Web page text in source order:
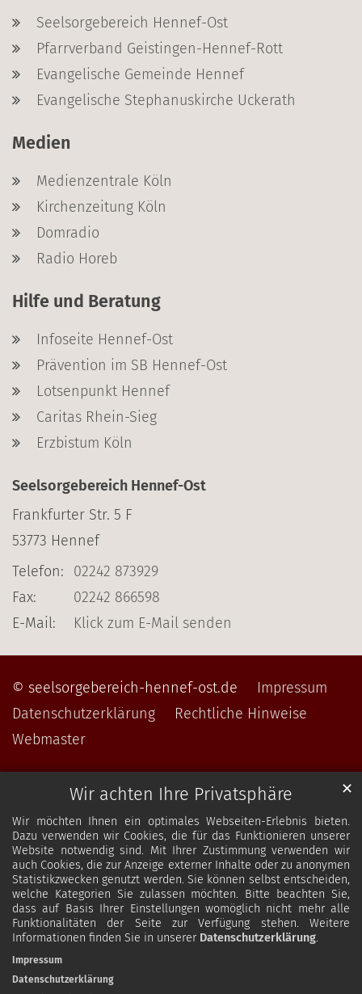
Wir achten Ihre Privatsphäre
Wir möchten Ihnen ein optimales Webseiten-Erlebnis bieten.
Dazu verwenden wir Cookies, die für das Funktionieren unserer
Website notwendig sind. Mit Ihrer Zustimmung verwenden wir
auch Cookies, die zur Anzeige externer Inhalte oder zu anonymen
Statistikzwecken genutzt werden. Sie können selbst entscheiden,
welche Kategorien Sie zulassen möchten. Bitte beachten Sie,
dass auf Basis Ihrer Einstellungen womöglich nicht mehr alle
Funktionalitäten der Seite zur Verfügung stehen. Weitere
Informationen finden Sie in unserer Datenschutzerklärung.
✕
Impressum
Datenschutzerklärung
Seelsorgebereich Hennef-Ost
Pfarrverband Geistingen-Hennef-Rott
Evangelische Gemeinde Hennef
Evangelische Stephanuskirche Uckerath
Medien
Medienzentrale Köln
Kirchenzeitung Köln
Domradio
Radio Horeb
Hilfe und Beratung
Infoseite Hennef-Ost
Prävention im SB Hennef-Ost
Lotsenpunkt Hennef
Caritas Rhein-Sieg
Erzbistum Köln
Seelsorgebereich Hennef-Ost
Frankfurter Str. 5 F
53773 Hennef
Telefon:
02242 873929
Fax:
02242 866598
E-Mail:
Klick zum E-Mail senden
© seelsorgebereich-hennef-ost.de
Impressum
Datenschutzerklärung
Rechtliche Hinweise
Webmaster